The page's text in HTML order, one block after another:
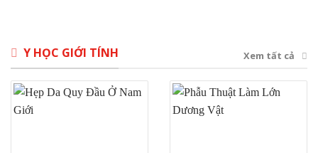
Y HỌC GIỚI TÍNH Xem tất cả